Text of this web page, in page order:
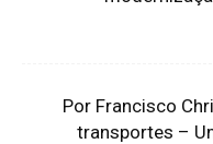
Por Francisco
transportes –